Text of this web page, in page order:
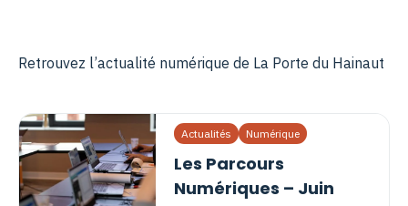
Retrouvez l’actualité numérique de La Porte du Hainaut
Actualités Numérique
Les Parcours
Numériques – Juin